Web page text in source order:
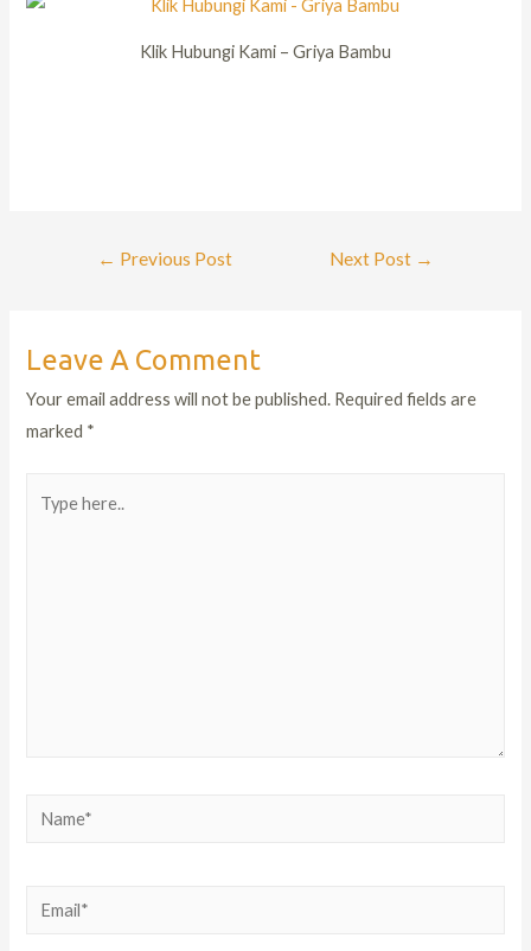
Klik Hubungi Kami – Griya Bambu
← Previous Post Next Post →
Leave A Comment
Your email address will not be published. Required fields are
marked *